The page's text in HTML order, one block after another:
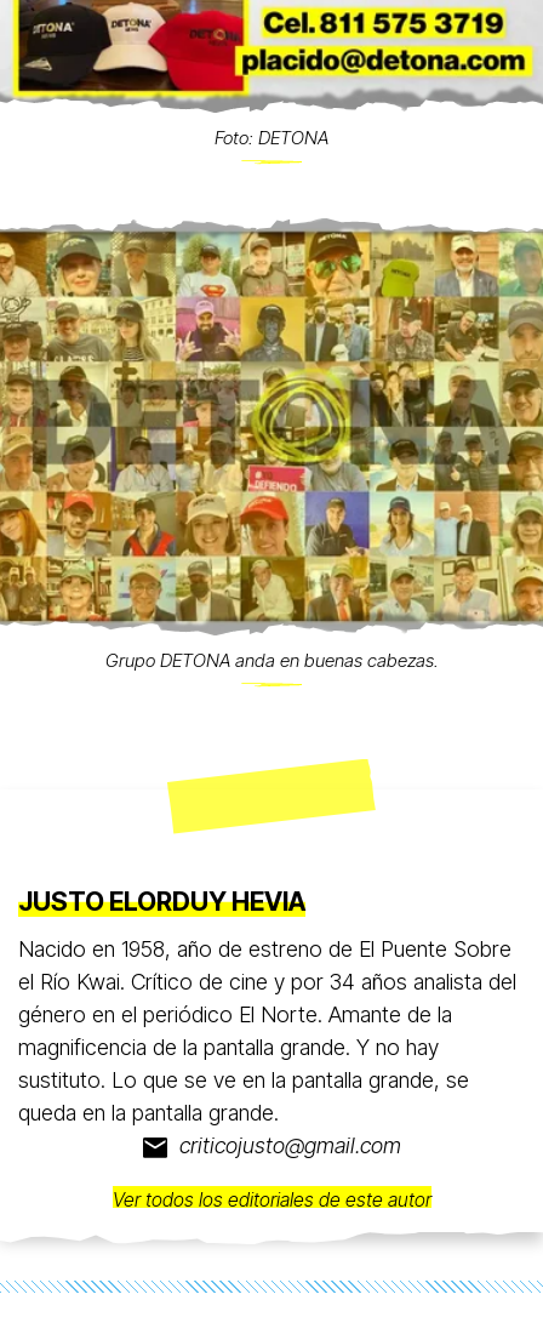
Foto: DETONA
Grupo DETONA anda en buenas cabezas.
JUSTO ELORDUY HEVIA
Nacido en 1958, año de estreno de El Puente Sobre
el Río Kwai. Crítico de cine y por 34 años analista del
género en el periódico El Norte. Amante de la
magnificencia de la pantalla grande. Y no hay
sustituto. Lo que se ve en la pantalla grande, se
queda en la pantalla grande.
criticojusto@gmail.com
Ver todos los editoriales de este autor